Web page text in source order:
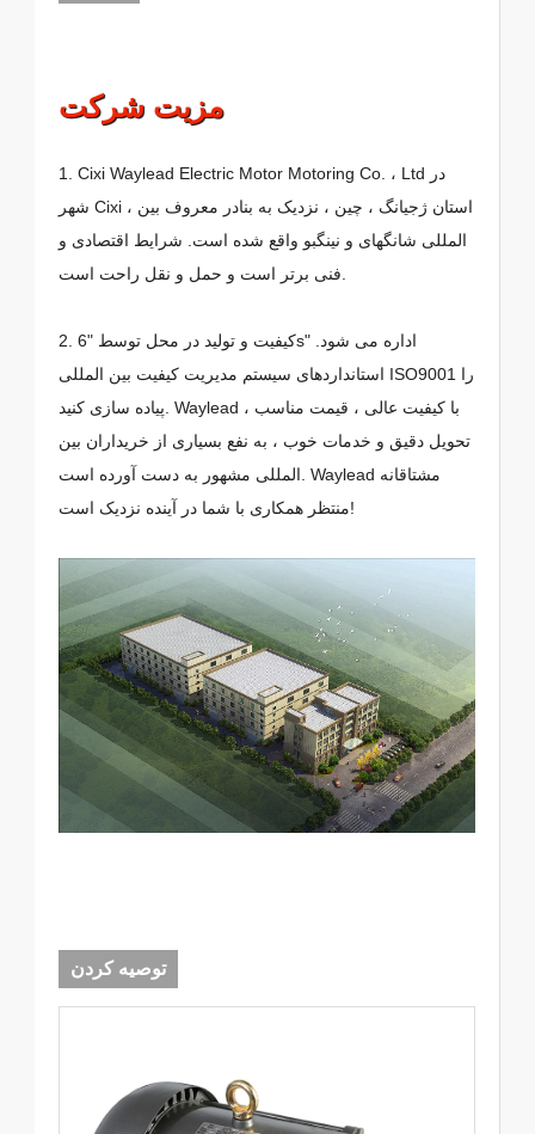
مزیت شرکت
1. Cixi Waylead Electric Motor Motoring Co. ، Ltd در
شهر Cixi ، استان ژجیانگ ، چین ، نزدیک به بنادر معروف بین
المللی شانگهای و نینگبو واقع شده است. شرایط اقتصادی و
2. کیفیت و تولید در محل توسط "6s" اداره می شود.
استانداردهای سیستم مدیریت کیفیت بین المللی ISO9001 را
پیاده سازی کنید. Waylead با کیفیت عالی ، قیمت مناسب ،
تحویل دقیق و خدمات خوب ، به نفع بسیاری از خریداران بین
المللی مشهور به دست آورده است. Waylead مشتاقانه
منتظر همکاری با شما در آینده نزدیک است!
توصیه کردن